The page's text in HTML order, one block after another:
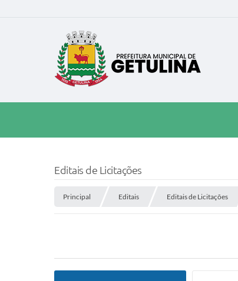
Editais de Licitações
Principal Editais Editais de Licitações